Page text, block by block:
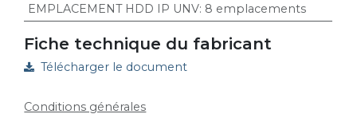
EMPLACEMENT HDD IP UNV: 8 emplacements
Fiche technique du fabricant
Télécharger le document
Conditions générales